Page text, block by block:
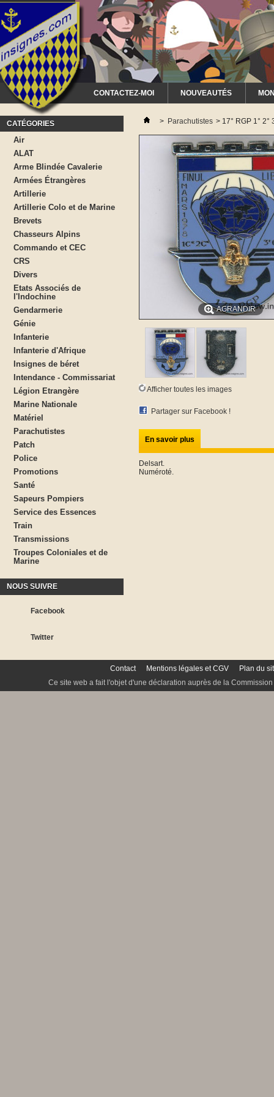
CONTACTEZ-MOI NOUVEAUTÉS
CATÉGORIES
Air
ALAT
Arme Blindée Cavalerie
Armées Étrangères
Artillerie
Artillerie Colo et de Marine
Brevets
Chasseurs Alpins
Commando et CEC
CRS
Divers
Etats Associés de
l'Indochine
Gendarmerie
Génie
Infanterie
Infanterie d'Afrique
Insignes de béret
Intendance - Commissariat
Légion Etrangère
Marine Nationale
Matériel
Parachutistes
Patch
Police
Promotions
Santé
Sapeurs Pompiers
Service des Essences
Train
Transmissions
Troupes Coloniales et de
Marine
NOUS SUIVRE
Facebook
Twitter
> Parachutistes > 17° RGP 1°
AGRANDIR
Afficher toutes les images
Partager sur Facebook !
En savoir plus
Delsart.
Numéroté.
Contact Mentions légales et CGV
Plan du
Ce site web a fait l'objet d'une déclaration auprès de la